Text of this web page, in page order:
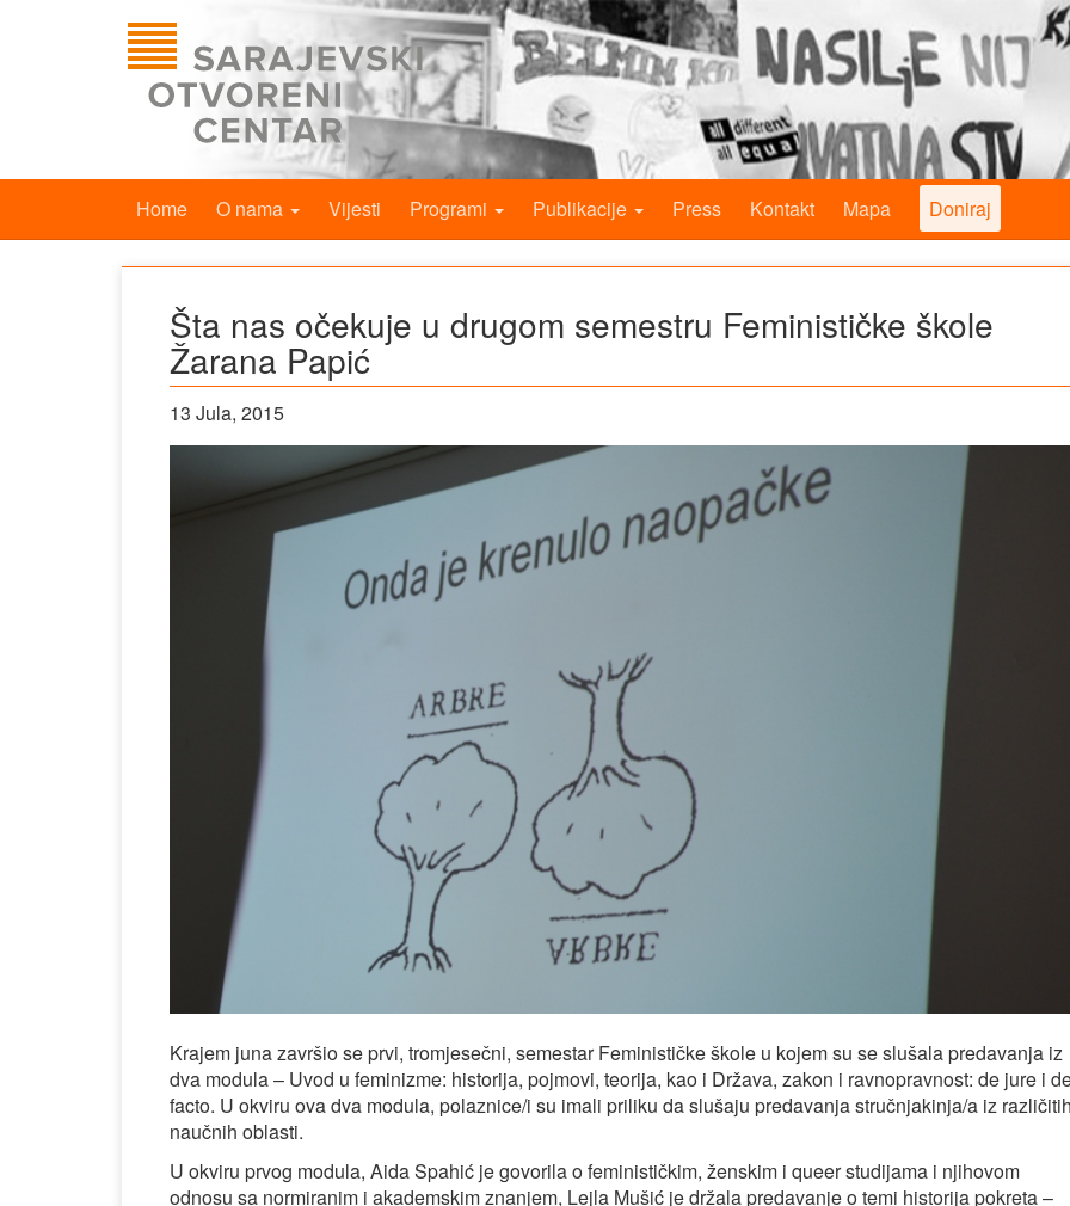
Home O nama Vijesti Programi Publikacije Press Kontakt Mapa Doniraj
Šta nas očekuje u drugom semestru Feminističke škole
Žarana Papić
13 Jula, 2015
Krajem juna završio se prvi, tromjesečni, semestar Feminističke škole u kojem su se slušala predavanja iz
dva modula – Uvod u feminizme: historija, pojmovi, teorija, kao i Država, zakon i ravnopravnost: de jure i
facto. U okviru ova dva modula, polaznice/i su imali priliku da slušaju predavanja stručnjakinja/a iz različitih
naučnih oblasti.
U okviru prvog modula, Aida Spahić je govorila o feminističkim, ženskim i queer studijama i njihovom
odnosu sa normiranim i akademskim znanjem, Lejla Mušić je držala predavanje o temi historija pokreta –